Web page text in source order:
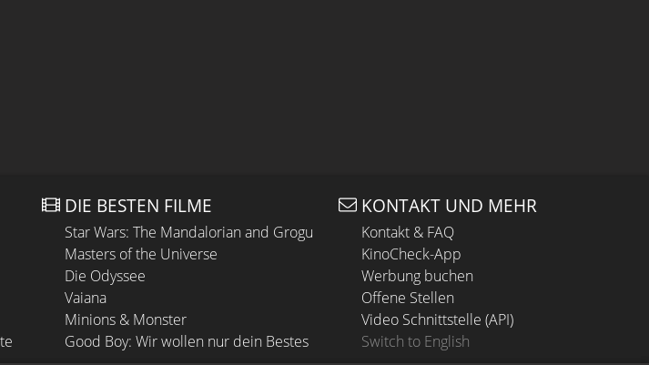
DIE BESTEN FILME
Star Wars: The Mandalorian and Grogu
Masters of the Universe
Die Odyssee
Vaiana
Minions & Monster
Good Boy: Wir wollen nur dein Bestes
KONTAKT UND MEHR
Kontakt & FAQ
KinoCheck-App
Werbung buchen
Offene Stellen
Video Schnittstelle (API)
Switch to English